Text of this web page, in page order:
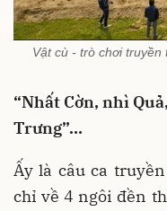
Vật cù - trò chơi
“Nhất Cờn, nhì
Trưng”…
Ấy là câu ca
chỉ về 4 ngôi đền